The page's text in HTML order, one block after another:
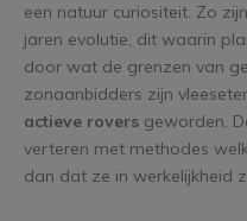
een natuur curiositeit. Zo
jaren evolutie, dit waarin
door wat de grenzen van
zonaanbidders zijn
actieve rovers geworden.
verteren met methodes
dan dat ze in werkelijkheid